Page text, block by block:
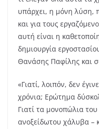
υπάρχει, η μόνη λύση,
και για τους
αυτή είναι η
δημιουργία
Θανάσης Παφίλης και
«Γιατί, λοιπόν, δεν
χρόνια; Ερώτημα
Γιατί τα μονοπώλια
ανοξείδωτου χάλυβα –